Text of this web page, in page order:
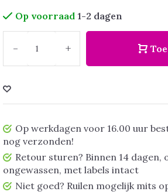
Op voorraad 1-2 dagen
- +
Op werkdagen voor 16.00 uur
nog verzonden!
Retour sturen? Binnen 14 dagen,
ongewassen, met labels intact
Niet goed? Ruilen mogelijk mits